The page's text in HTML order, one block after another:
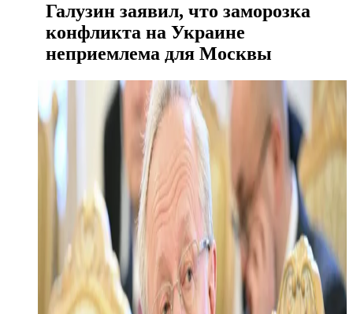
Галузин заявил, что заморозка
конфликта на Украине
неприемлема для Москвы